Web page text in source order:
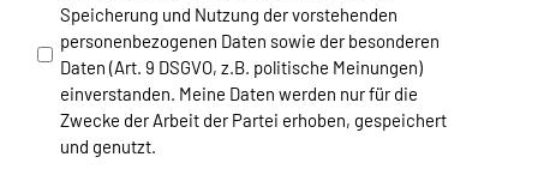
Speicherung und Nutzung der vorstehenden
personenbezogenen Daten sowie der besonderen
Daten (Art. 9 DSGVO, z.B. politische Meinungen)
einverstanden. Meine Daten werden nur für die
Zwecke der Arbeit der Partei erhoben, gespeichert
und genutzt.